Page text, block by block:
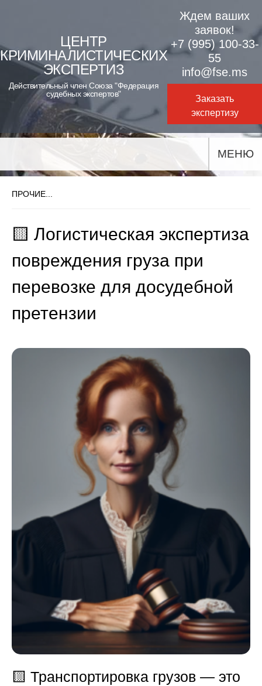
content
ЦЕНТР
КРИМИНАЛИСТИЧЕСКИХ
ЭКСПЕРТИЗ
Действительный член Союза "Федерация
судебных экспертов"
Ждем ваших
заявок!
+7 (995) 100-33-
55
info@fse.ms
Заказать
экспертизу
МЕНЮ
ПРОЧИЕ...
🟨 Логистическая экспертиза
повреждения груза при
перевозке для досудебной
претензии
🟨 Транспортировка грузов — это